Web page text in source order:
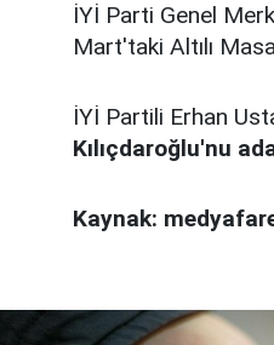
İYİ Parti Genel
Mart'taki Altılı
İYİ Partili Erhan
Kılıçdaroğlu'nu
Kaynak: